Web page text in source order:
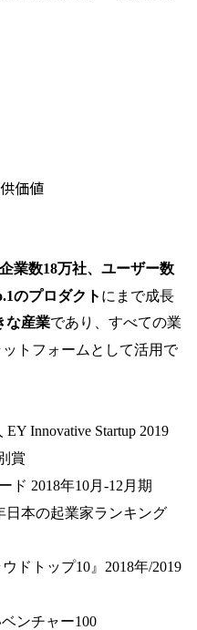
価値
業数18万社、ユーザー数
のプロダクト にまで成長
な産業であり、すべての業
トフォームとして活用で
Innovative Startup 2019
賞
ド 2018年10月-12月期
日本の起業家ランキング
ドトップ10』2018年/2019
ンチャー100